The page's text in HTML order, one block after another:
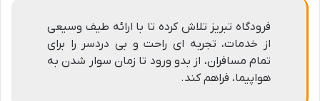
فرودگاه تبریز تلاش کرده تا با ارائه طیف وسیعی
از خدمات، تجربه ای راحت و بی دردسر را برای
تمام مسافران، از بدو ورود تا زمان سوار شدن به
هواپیما، فراهم کند.